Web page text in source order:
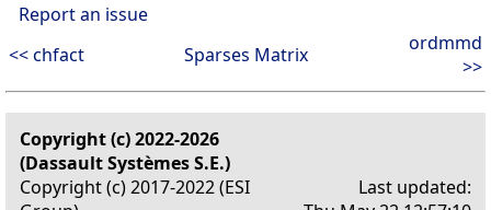
Report an issue
<< chfact
Sparses Matrix
ordmmd
>>
Copyright (c) 2022-2026
(Dassault Systèmes S.E.)
Copyright (c) 2017-2022 (ESI
Last updated: